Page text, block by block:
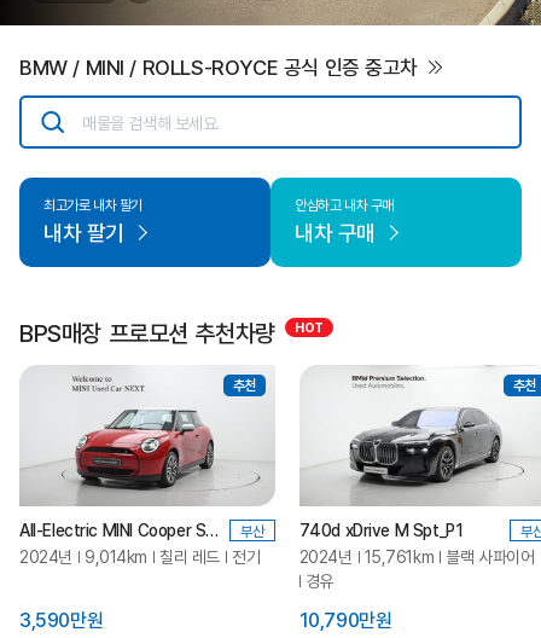
BMW / MINI / ROLLS-ROYCE 공식 인증 중고차
매물을 검색해 보세요.
최고가로 내차 팔기
내차 팔기
안심하고 내차 구매
내차 구매
BPS매장 프로모션 추천차량
추천
All-Electric MINI Cooper SE_Classic 부산
2024년 9,014km 칠리 레드 전기
3,590만원
추천
740d xDrive M Spt_P1 부
2024년 15,761km 블랙 사파이어
경유
10,790만원